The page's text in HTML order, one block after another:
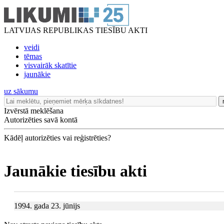
LATVIJAS REPUBLIKAS TIESĪBU AKTI
veidi
tēmas
visvairāk skatītie
jaunākie
uz sākumu
Izvērstā meklēšana
Autorizēties savā kontā
Kādēļ autorizēties vai reģistrēties?
Jaunākie tiesību akti
1994. gada 23. jūnijs